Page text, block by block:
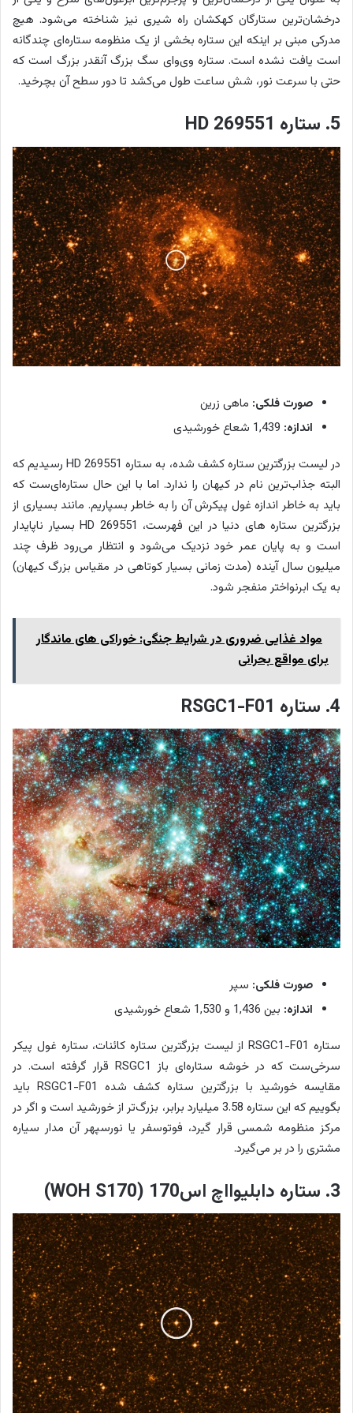
درخشان‌ترین ستارگان کهکشان راه شیری نیز شناخته می‌شود. هیچ
مدرکی مبنی بر اینکه این ستاره بخشی از یک منظومه ستاره‌ای چندگانه
است یافت نشده است. ستاره وی‌وای سگ بزرگ آنقدر بزرگ است که
حتی با سرعت نور، شش ساعت طول می‌کشد تا دور سطح آن بچرخید.
5. ستاره HD 269551
صورت فلکی: ماهی زرین
اندازه:
در لیست بزرگترین ستاره کشف شده، به ستاره HD 269551 رسیدیم که
البته جذاب‌ترین نام در کیهان را ندارد. اما با این حال ستاره‌ای‌ست که
باید به خاطر اندازه غول پیکرش آن را به خاطر بسپاریم. مانند بسیاری از
بزرگترین ستاره های دنیا در این فهرست، HD 269551 بسیار ناپایدار
است و به پایان عمر خود نزدیک می‌شود و انتظار می‌رود ظرف چند
میلیون سال آینده (مدت زمانی بسیار کوتاهی در مقیاس بزرگ کیهان)
به یک ابرنواختر منفجر شود.
مواد غذایی ضروری در شرایط جنگی: خوراکی های ماندگار
برای مواقع بحرانی
4. ستاره RSGC1-F01
صورت فلکی: سپر
اندازه: بین 1,436 و 1,530 شعاع خورشیدی
ستاره RSGC1-F01 از لیست بزرگترین ستاره کائنات، ستاره غول پیکر
سرخی‌ست که در خوشه ستاره‌ای باز RSGC1 قرار گرفته است. در
مقایسه خورشید با بزرگترین ستاره کشف شده RSGC1-F01 باید
بگوییم که این ستاره 3.58 میلیارد برابر، بزرگ‌تر از خورشید است و اگر در
مرکز منظومه شمسی قرار گیرد، فوتوسفر یا نورسپهر آن مدار سیاره
مشتری را در بر می‌گیرد.
3. ستاره دابلیوااچ اس‌170 (WOH S170)